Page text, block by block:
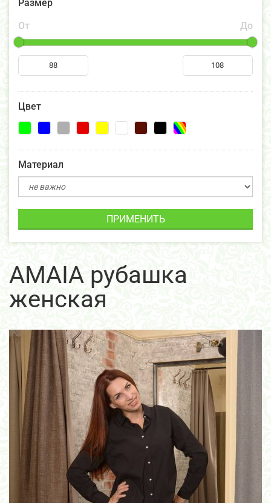
Размер
От
До
Цвет
Материал
ПРИМЕНИТЬ
AMAIA рубашка
женская